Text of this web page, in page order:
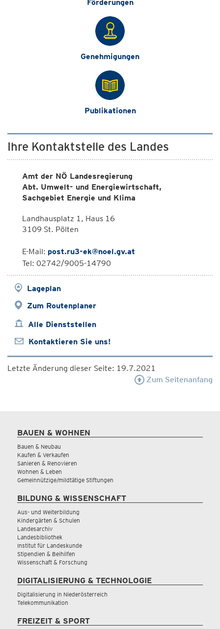
Förderungen
Genehmigungen
Publikationen
Ihre Kontaktstelle des Landes
Amt der NÖ Landesregierung
Abt. Umwelt- und Energiewirtschaft,
Sachgebiet Energie und Klima
Landhausplatz 1, Haus 16
3109 St. Pölten
E-Mail: post.ru3-ek@noel.gv.at
Tel: 02742/9005-14790
Lageplan
Zum Routenplaner
Alle Dienststellen
Kontaktieren Sie uns!
Letzte Änderung dieser Seite: 19.7.2021
Zum Seitenanfang
BAUEN & WOHNEN
Bauen & Neubau
Kaufen & Verkaufen
Sanieren & Renovieren
Wohnen & Leben
Gemeinnützige/mildtätige Stiftungen
BILDUNG & WISSENSCHAFT
Aus- und Weiterbildung
Kindergärten & Schulen
Landesarchiv
Landesbibliothek
Institut für Landeskunde
Stipendien & Beihilfen
Wissenschaft & Forschung
DIGITALISIERUNG & TECHNOLOGIE
Digitalisierung in Niederösterreich
Telekommunikation
FREIZEIT & SPORT